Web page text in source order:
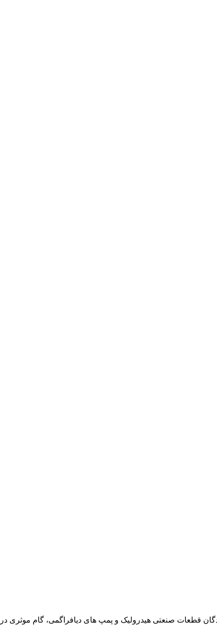
از معتبر ترین تامین کنندگان قطعات صنعتی هیدرولیک و پمپ های دیافراگمی، گام موثری در